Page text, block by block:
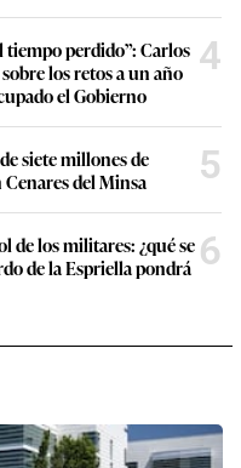
tiempo perdido”: Carlos
los retos a un año
el Gobierno
4
siete millones de
del Minsa
5
de los militares: ¿qué se
de la Espriella pondrá 6